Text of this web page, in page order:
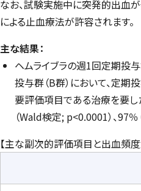
なお、試験実施中に突発的出血
による止血療法が許容されます。
主な結果：
ヘムライブラの週1回定期投
投与群（B群）において、定期
要評価項目である治療を要
（Wald検定; p<0.0001）、97
【主な副次的評価項目と出血頻度